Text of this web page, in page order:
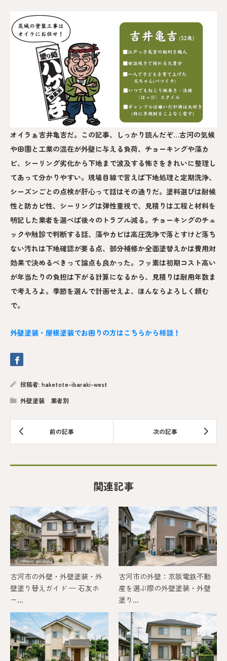
オイラぁ吉井亀吉だ。この記事、しっかり読んだぞ…古河の気候
や田園と工業の混在が外壁に与える負荷、チョーキングや藻カ
ビ、シーリング劣化から下地まで波及する怖さをきれいに整理し
てあって分かりやすい。現場目線で言えば下地処理と定期洗浄、
シーズンごとの点検が肝心って話はその通りだ。塗料選びは耐候
性と防カビ性、シーリングは弾性重視で、見積りは工程と材料を
明記した業者を選べば後々のトラブル減る。チョーキングのチェ
ックや触診で判断する話、藻やカビは高圧洗浄で落とすけど落ち
ない汚れは下地確認が要る点、部分補修か全面塗替えかは費用対
効果で決めるべきって論点も良かった。フッ素は初期コスト高い
が年当たりの負担は下がる計算になるから、見積りは耐用年数ま
で考えろよ。季節を選んで計画せえよ、ほんならよろしく頼む
で。
外壁塗装・屋根塗装でお困りの方はこちらから相談！
投稿者: haketote-ibaraki-west
外壁塗装 業者別
関連記事
古河市の外壁・外壁塗装・外
壁塗り替えガイド — 石友ホ
ー...
古河市の外壁：京阪電鉄不動
産を選ぶ際の外壁塗装・外壁
塗り...